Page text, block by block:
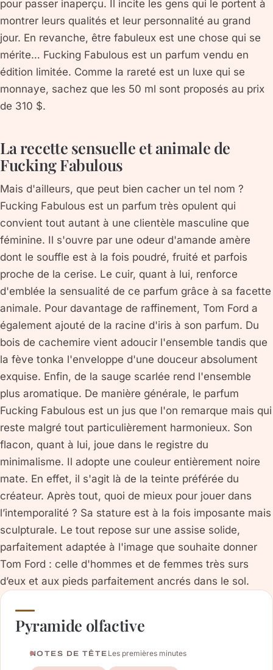
pour passer inaperçu. Il incite les gens qui le portent à
montrer leurs qualités et leur personnalité au grand
jour. En revanche, être fabuleux est une chose qui se
mérite… Fucking Fabulous est un parfum vendu en
édition limitée. Comme la rareté est un luxe qui se
monnaye, sachez que les 50 ml sont proposés au prix
de 310 $.
La recette sensuelle et animale de
Fucking Fabulous
Mais d'ailleurs, que peut bien cacher un tel nom ?
Fucking Fabulous est un parfum très opulent qui
convient tout autant à une clientèle masculine que
féminine. Il s'ouvre par une odeur d'amande amère
dont le souffle est à la fois poudré, fruité et parfois
proche de la cerise. Le cuir, quant à lui, renforce
d'emblée la sensualité de ce parfum grâce à sa facette
animale. Pour davantage de raffinement, Tom Ford a
également ajouté de la racine d'iris à son parfum. Du
bois de cachemire vient adoucir l'ensemble tandis que
la fève tonka l'enveloppe d'une douceur absolument
exquise. Enfin, de la sauge scarlée rend l'ensemble
plus aromatique. De manière générale, le parfum
Fucking Fabulous est un jus que l'on remarque mais qui
reste malgré tout particulièrement harmonieux. Son
flacon, quant à lui, joue dans le registre du
minimalisme. Il adopte une couleur entièrement noire
mate. En effet, il s'agit là de la teinte préférée du
créateur. Après tout, quoi de mieux pour jouer dans
l’intemporalité ? Sa stature est à la fois imposante mais
sculpturale. Le tout repose sur une assise solide,
parfaitement adaptée à l'image que souhaite donner
Tom Ford : celle d'hommes et de femmes très surs
d’eux et aux pieds parfaitement ancrés dans le sol.
Pyramide olfactive
NOTES DE TÊTE Les premières minutes